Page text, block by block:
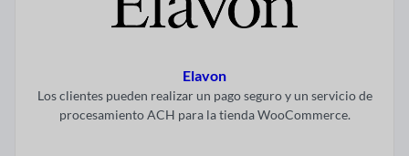
Elavon
Los clientes pueden realizar un pago seguro y un servicio de
procesamiento ACH para la tienda WooCommerce.